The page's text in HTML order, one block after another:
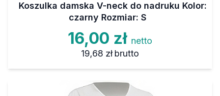
Koszulka damska V-neck do nadruku Kolor:
czarny Rozmiar: S
16,00 zł netto
19,68 zł brutto